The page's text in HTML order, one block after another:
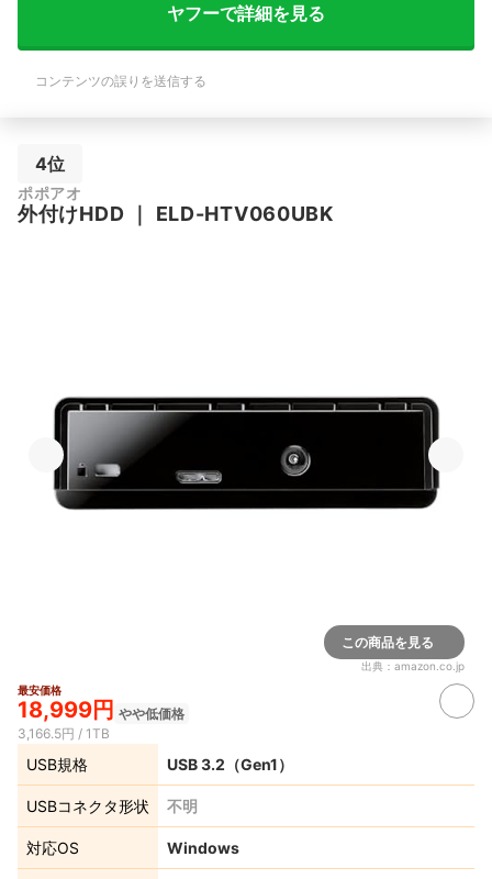
ヤフーで詳細を見る
コンテンツの誤りを送信する
4位
ポポアオ
外付けHDD ELD-HTV060UBK
この商品を見る
出典： amazon.co.jp
最安価格
18,999円 やや低価格
3,166.5円 / 1TB
USB規格 USB 3.2（Gen1）
USBコネクタ形状 不明
対応OS Windows